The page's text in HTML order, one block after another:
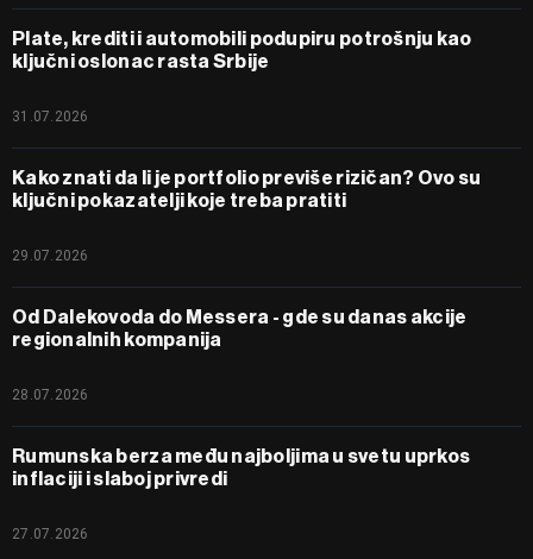
Plate, krediti i automobili podupiru potrošnju kao
ključni oslonac rasta Srbije
31.07.2026
Kako znati da li je portfolio previše rizičan? Ovo su
ključni pokazatelji koje treba pratiti
29.07.2026
Od Dalekovoda do Messera - gde su danas akcije
regionalnih kompanija
28.07.2026
Rumunska berza među najboljima u svetu uprkos
inflaciji i slaboj privredi
27.07.2026